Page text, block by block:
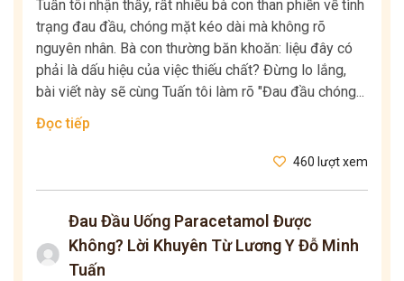
Tuấn tôi nhận thấy, rất nhiều bà con than phiền về tình
trạng đau đầu, chóng mặt kéo dài mà không rõ
nguyên nhân. Bà con thường băn khoăn: liệu đây có
phải là dấu hiệu của việc thiếu chất? Đừng lo lắng,
bài viết này sẽ cùng Tuấn tôi làm rõ "Đau đầu chóng...
Đọc tiếp
460 lượt xem
Đau Đầu Uống Paracetamol Được
Không? Lời Khuyên Từ Lương Y Đỗ Minh
Tuấn